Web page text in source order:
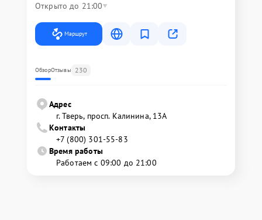
Открыто до 21:00
Маршрут
ОбзорОтзывы 230
Адрес
г. Тверь, просп. Калинина, 13А
Контакты
+7 (800) 301-55-83
Время работы
Работаем с 09:00 до 21:00